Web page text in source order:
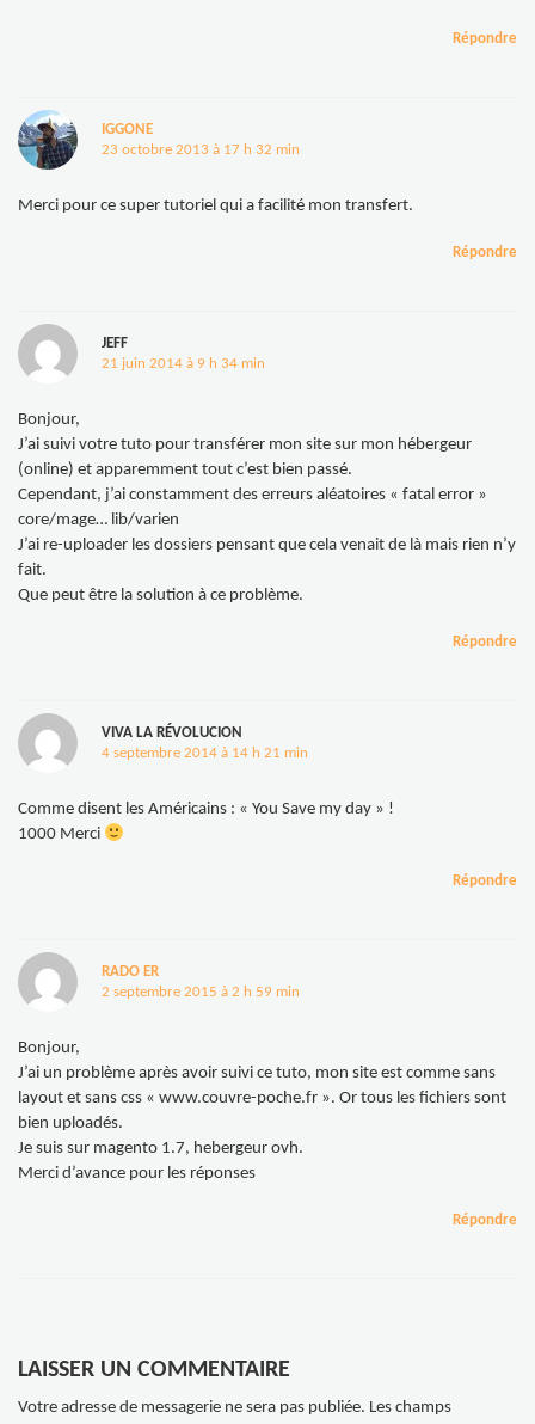
Répondre
IGGONE
23 octobre 2013 à 17 h 32 min
Merci pour ce super tutoriel qui a facilité mon transfert.
Répondre
JEFF
21 juin 2014 à 9 h 34 min
Bonjour,
J’ai suivi votre tuto pour transférer mon site sur mon hébergeur
(online) et apparemment tout c’est bien passé.
Cependant, j’ai constamment des erreurs aléatoires « fatal error »
core/mage… lib/varien
J’ai re-uploader les dossiers pensant que cela venait de là mais rien n’y
fait.
Que peut être la solution à ce problème.
Répondre
VIVA LA RÉVOLUCION
4 septembre 2014 à 14 h 21 min
Comme disent les Américains : « You Save my day » !
1000 Merci
Répondre
RADO ER
2 septembre 2015 à 2 h 59 min
Bonjour,
J’ai un problème après avoir suivi ce tuto, mon site est comme sans
layout et sans css « www.couvre-poche.fr ». Or tous les fichiers sont
bien uploadés.
Je suis sur magento 1.7, hebergeur ovh.
Merci d’avance pour les réponses
Répondre
LAISSER UN COMMENTAIRE
Votre adresse de messagerie ne sera pas publiée. Les champs